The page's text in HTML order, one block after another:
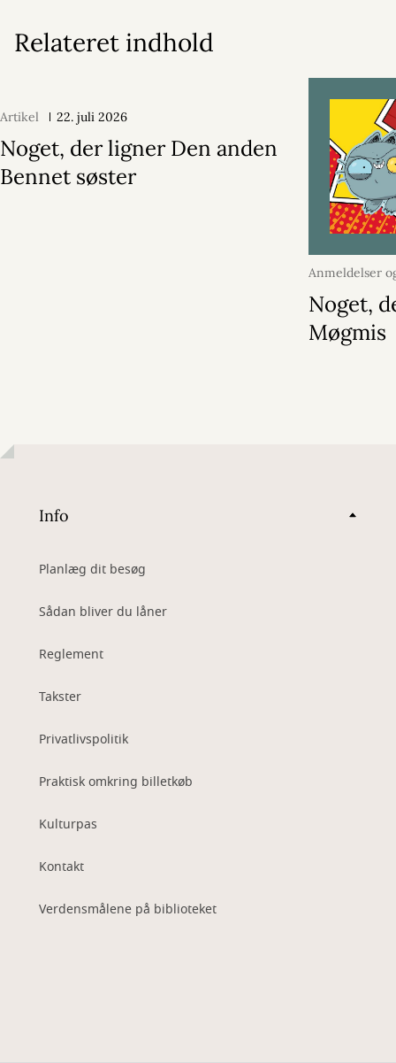
Relateret indhold
Artikel 22. juli 2026
Noget, der ligner Den anden
Bennet søster
Anmeldelser
11. juli 2026
Noget,
Møgmis
Info
Planlæg dit besøg
Sådan bliver du låner
Reglement
Takster
Privatlivspolitik
Praktisk omkring billetkøb
Kulturpas
Kontakt
Verdensmålene på biblioteket